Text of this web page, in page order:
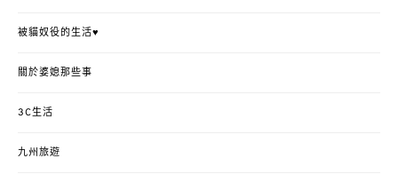
被貓奴役的生活♥
關於婆媳那些事
3C生活
九州旅遊